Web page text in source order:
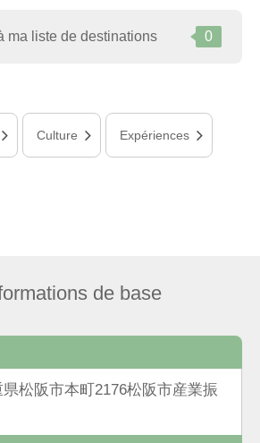
ma liste de destinations 0
Culture Expériences
de base
松阪市本町2176松阪市産業振